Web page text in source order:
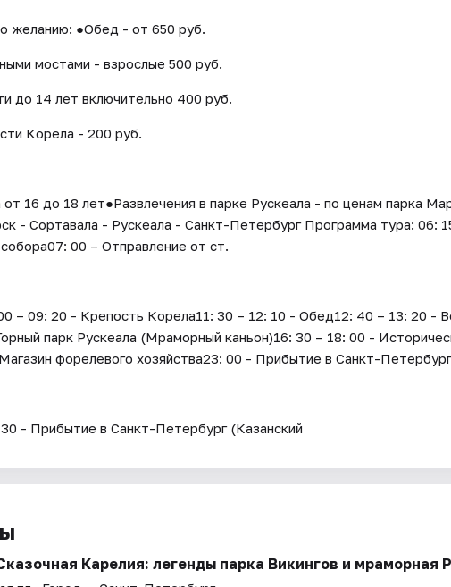
желанию: ●Обед - от 650 руб.
мостами - взрослые 500 руб.
до 14 лет включительно 400 руб.
Корела - 200 руб.
16 до 18 лет●Развлечения в парке Рускеала - по ценам парка
- Сортавала - Рускеала - Санкт-Петербург Программа тура: 06:
00 – Отправление от ст.
– 09: 20 - Крепость Корела11: 30 – 12: 10 - Обед12: 40 – 13: 20 -
парк Рускеала (Мраморный каньон)16: 30 – 18: 00 -
форелевого хозяйства23: 00 - Прибытие в Санкт-
- Прибытие в Санкт-Петербург (Казанский
Карелия: легенды парка Викингов и мраморная